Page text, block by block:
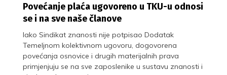
Povećanje plaća ugovoreno u TKU-u odnosi
se i na sve naše članove
Iako Sindikat znanosti nije potpisao Dodatak
Temeljnom kolektivnom ugovoru, dogovorena
povećanja osnovice i drugih materijalnih prava
primjenjuju se na sve zaposlenike u sustavu znanosti i